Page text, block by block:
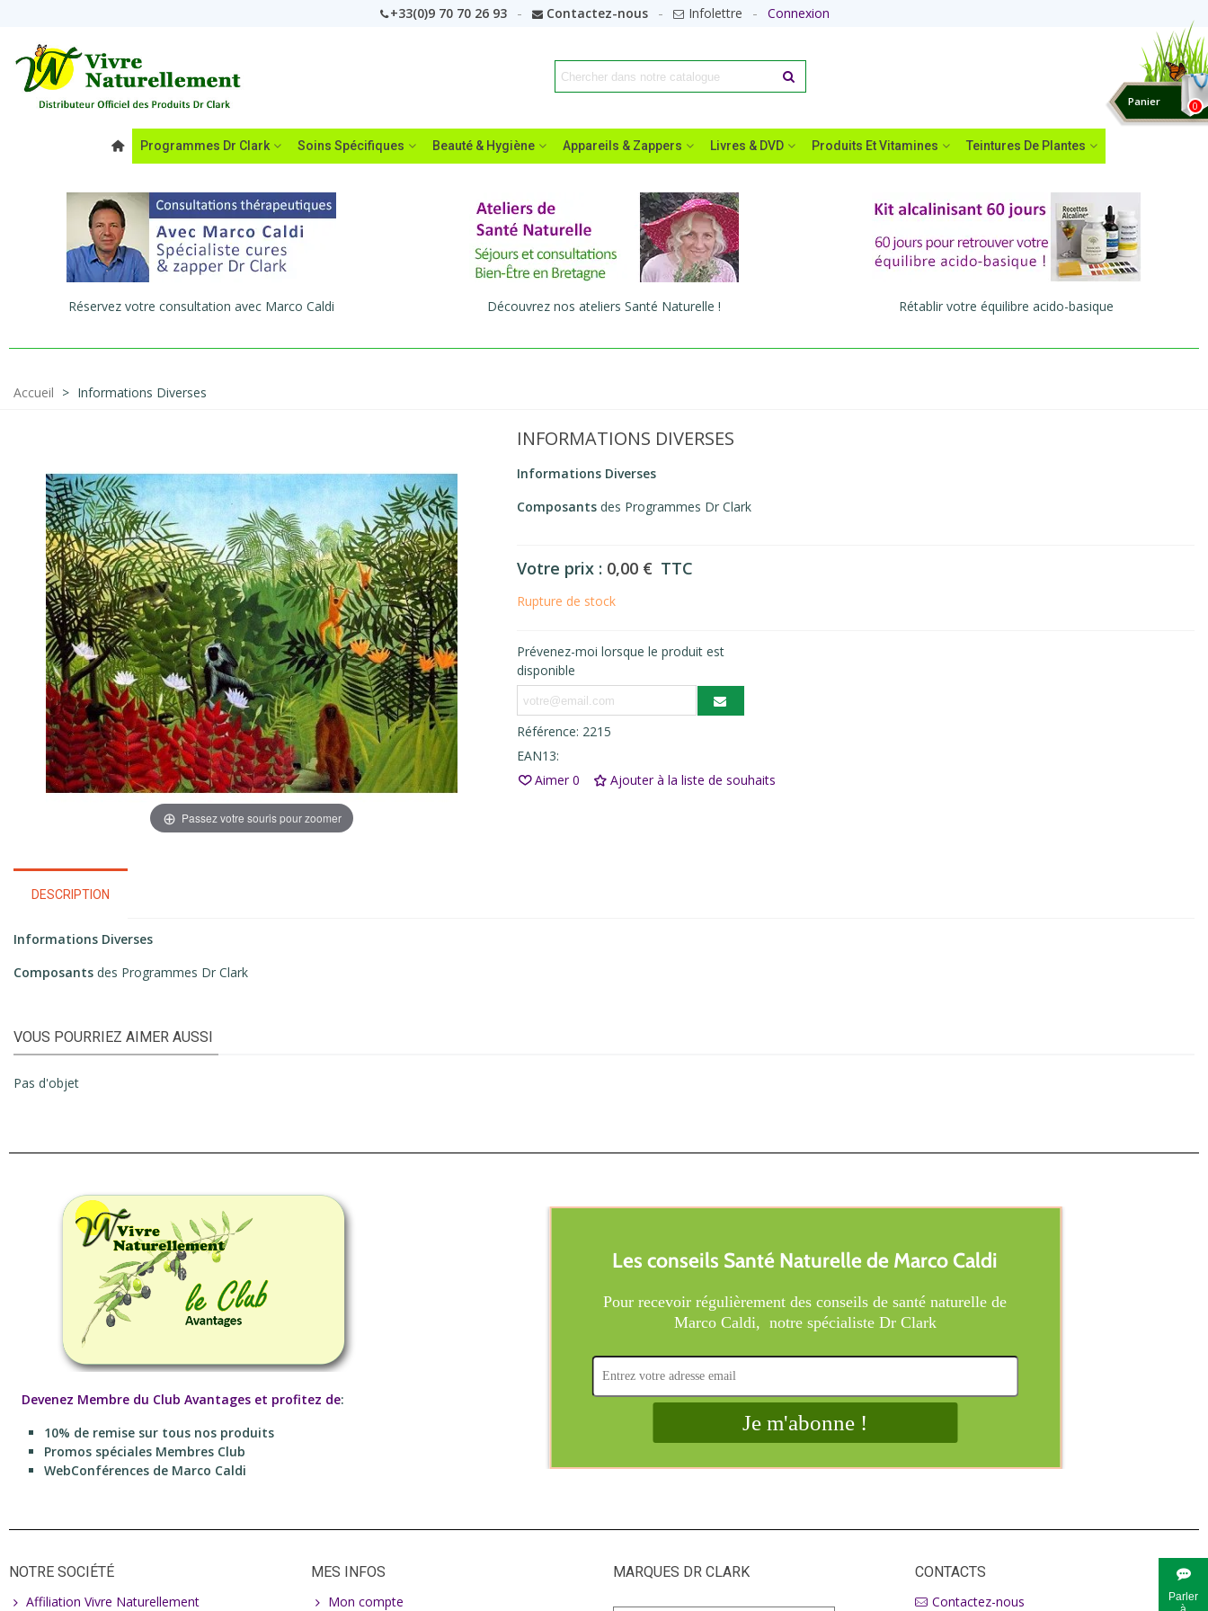
+33(0)9 70 70 26 93 Contactez-nous Infolettre Connexion
0
Panier
Programmes Dr Clark Soins Spécifiques Beauté & Hygiène Appareils & Zappers Livres & DVD Produits Et Vitamines Teintures De Plantes
Réservez votre consultation avec Marco Caldi Découvrez nos ateliers Santé Naturelle ! Rétablir votre équilibre acido-basique
Accueil > Informations Diverses
Passez votre souris pour zoomer
INFORMATIONS DIVERSES
Informations Diverses
Composants des Programmes Dr Clark
Votre prix : 0,00 € TTC
Rupture de stock
Prévenez-moi lorsque le produit est
disponible
Référence: 2215
EAN13:
Aimer 0 Ajouter à la liste de souhaits
DESCRIPTION
Informations Diverses
Composants des Programmes Dr Clark
VOUS POURRIEZ AIMER AUSSI
Pas d'objet
Devenez Membre du Club Avantages et profitez de:
10% de remise sur tous nos produits
Promos spéciales Membres Club
WebConférences de Marco Caldi
NOTRE SOCIÉTÉ
Affiliation Vivre Naturellement
MES INFOS
Mon compte
MARQUES DR CLARK
CONTACTS
Contactez-nous
Parler